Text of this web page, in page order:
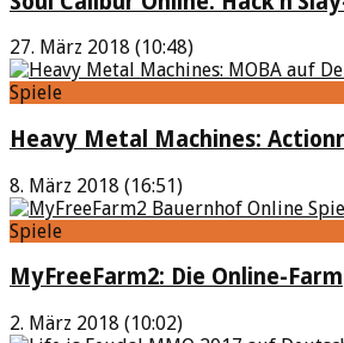
27. März 2018 (10:48)
Spiele
Heavy Metal Machines:
8. März 2018 (16:51)
Spiele
MyFreeFarm2: Die Online-Farm
2. März 2018 (10:02)